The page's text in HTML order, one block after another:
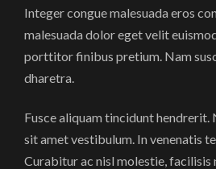
Integer congue malesuada eros
malesuada dolor eget velit
porttitor finibus pretium. Nam
dharetra.
Fusce aliquam tincidunt
sit amet vestibulum. In venenatis
Curabitur ac nisl molestie, facilisis